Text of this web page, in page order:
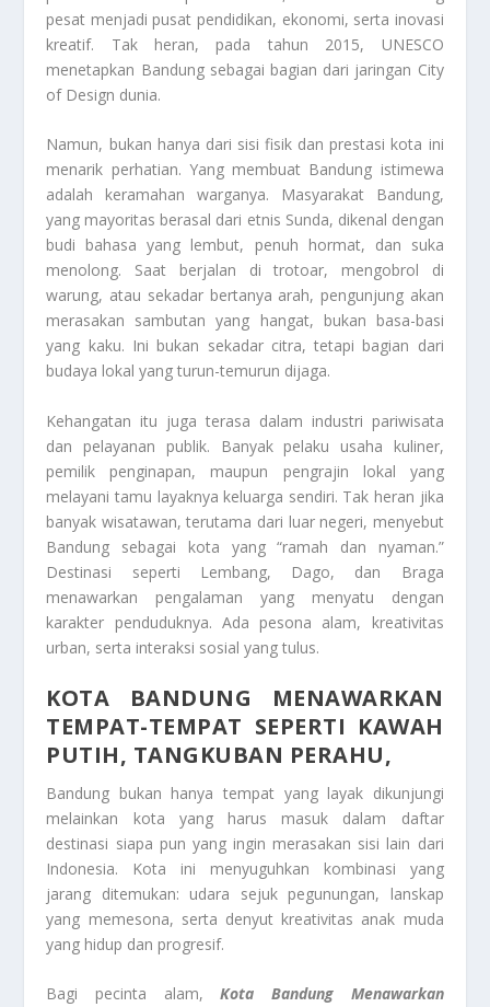
pesat menjadi pusat pendidikan, ekonomi, serta inovasi
kreatif. Tak heran, pada tahun 2015, UNESCO
menetapkan Bandung sebagai bagian dari jaringan City
of Design dunia.
Namun, bukan hanya dari sisi fisik dan prestasi kota ini
menarik perhatian. Yang membuat Bandung istimewa
adalah keramahan warganya. Masyarakat Bandung,
yang mayoritas berasal dari etnis Sunda, dikenal dengan
budi bahasa yang lembut, penuh hormat, dan suka
menolong. Saat berjalan di trotoar, mengobrol di
warung, atau sekadar bertanya arah, pengunjung akan
merasakan sambutan yang hangat, bukan basa-basi
yang kaku. Ini bukan sekadar citra, tetapi bagian dari
budaya lokal yang turun-temurun dijaga.
Kehangatan itu juga terasa dalam industri pariwisata
dan pelayanan publik. Banyak pelaku usaha kuliner,
pemilik penginapan, maupun pengrajin lokal yang
melayani tamu layaknya keluarga sendiri. Tak heran jika
banyak wisatawan, terutama dari luar negeri, menyebut
Bandung sebagai kota yang “ramah dan nyaman.”
Destinasi seperti Lembang, Dago, dan Braga
menawarkan pengalaman yang menyatu dengan
karakter penduduknya. Ada pesona alam, kreativitas
urban, serta interaksi sosial yang tulus.
KOTA BANDUNG MENAWARKAN
TEMPAT-TEMPAT SEPERTI KAWAH
PUTIH, TANGKUBAN PERAHU,
Bandung bukan hanya tempat yang layak dikunjungi
melainkan kota yang harus masuk dalam daftar
destinasi siapa pun yang ingin merasakan sisi lain dari
Indonesia. Kota ini menyuguhkan kombinasi yang
jarang ditemukan: udara sejuk pegunungan, lanskap
yang memesona, serta denyut kreativitas anak muda
yang hidup dan progresif.
Bagi pecinta alam,Kota Bandung Menawarkan